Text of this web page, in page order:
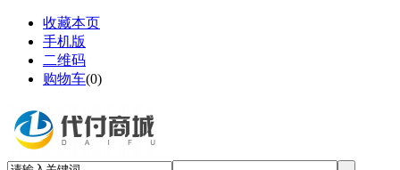
收藏本页
手机版
二维码
购物车(0)